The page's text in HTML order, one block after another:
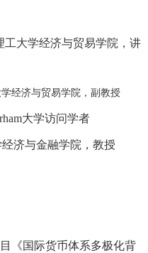
工大学经济与贸易学院，讲
经济与贸易学院，副教授
大学访问学者
济与金融学院，教授
《国际货币体系多极化背